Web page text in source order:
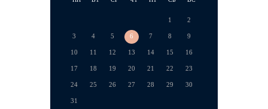
1 2
3 4 5 6 7 8 9
10 11 12 13 14 15 16
17 18 19 20 21 22 23
24 25 26 27 28 29 30
31